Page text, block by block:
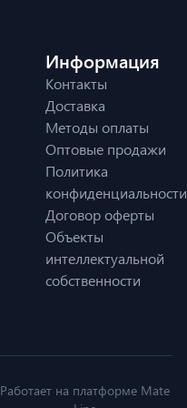
Информация
Контакты
Доставка
Методы оплаты
Оптовые продажи
Политика
конфиденциальности
Договор оферты
Объекты
интеллектуальной
собственности
Работает на платформе Mate